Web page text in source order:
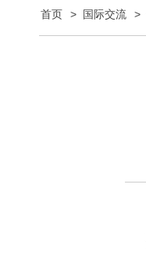
首页 > 国际交流 >